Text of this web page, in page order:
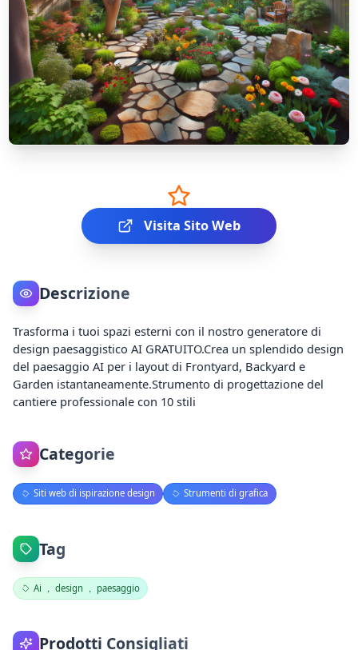
Visita Sito Web
Descrizione
Trasforma i tuoi spazi esterni con il nostro generatore di
design paesaggistico AI GRATUITO.Crea un splendido design
del paesaggio AI per i layout di Frontyard, Backyard e
Garden istantaneamente.Strumento di progettazione del
cantiere professionale con 10 stili
Categorie
Siti web di ispirazione design Strumenti di grafica
Tag
Ai ， design ， paesaggio
Prodotti Consigliati